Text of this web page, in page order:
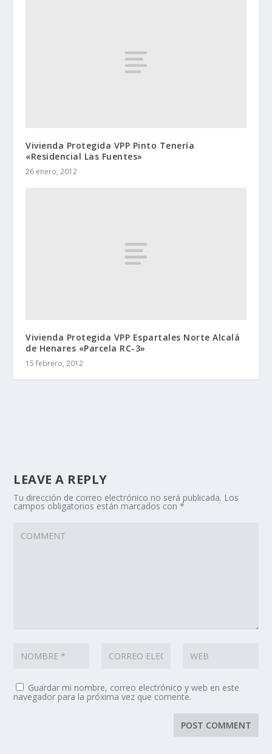
Vivienda Protegida VPP Pinto Tenería
«Residencial Las Fuentes»
26 enero, 2012
Vivienda Protegida VPP Espartales Norte Alcalá
de Henares «Parcela RC-3»
15 febrero, 2012
LEAVE A REPLY
Tu dirección de correo electrónico no será publicada. Los
campos obligatorios están marcados con*
Guardar mi nombre, correo electrónico y web en este
navegador para la próxima vez que comente.